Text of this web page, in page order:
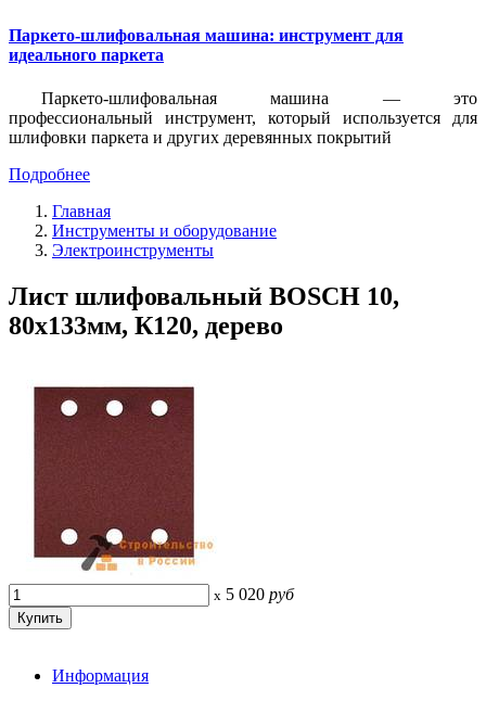
Паркето-шлифовальная машина: инструмент для
идеального паркета
Паркето-шлифовальная машина — это
профессиональный инструмент, который используется для
шлифовки паркета и других деревянных покрытий
Подробнее
Главная
Инструменты и оборудование
Электроинструменты
Лист шлифовальный BOSCH 10,
80х133мм, К120, дерево
x 5 020 руб
Информация